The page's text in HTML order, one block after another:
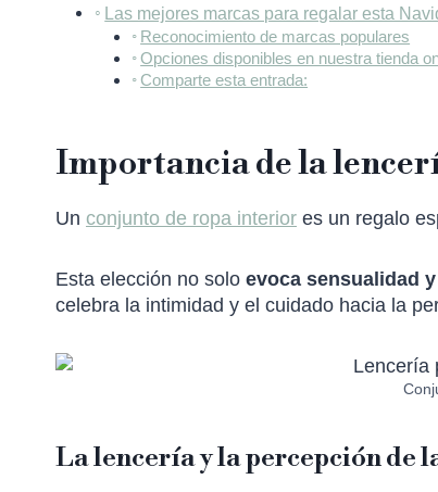
Las mejores marcas para regalar esta
Reconocimiento de marcas populares
Opciones disponibles en nuestra tienda
Comparte esta entrada:
Importancia de la
Un conjunto de ropa interior es un regalo
Esta elección no solo evoca sensualidad
celebra la intimidad y el cuidado hacia la
La lencería y la percepción de